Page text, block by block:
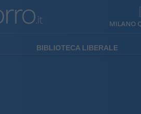
MILANO
BIBLIOTECA LIBERALE